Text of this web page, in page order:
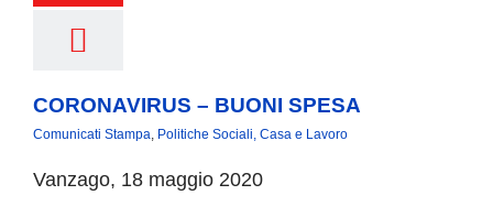
CORONAVIRUS – BUONI SPESA
Comunicati Stampa, Politiche Sociali, Casa e Lavoro
Vanzago, 18 maggio 2020